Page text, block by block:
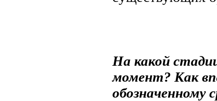
На какой
момент? Как
обозначенному